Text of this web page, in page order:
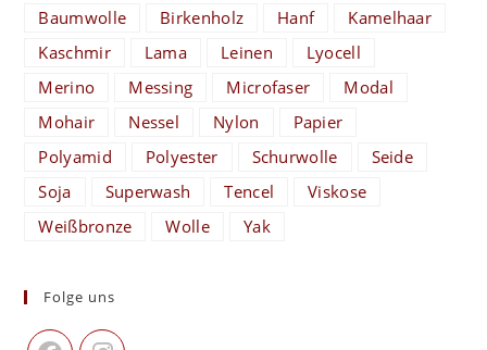
Baumwolle
Birkenholz Hanf
Kamelhaar
Kaschmir
Lama Leinen
Lyocell
Merino
Messing Microfaser
Modal
Mohair
Nessel Nylon
Papier
Polyamid
Polyester Schurwolle
Seide
Soja
Superwash Tencel
Viskose
Weißbronze
Wolle Yak
Folge uns